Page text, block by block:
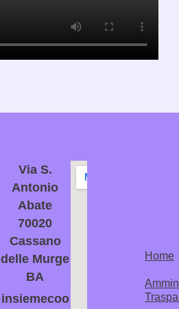
Via S.
Antonio
Abate
70020
Cassano
delle Murge
BA
insiemecoo
Home